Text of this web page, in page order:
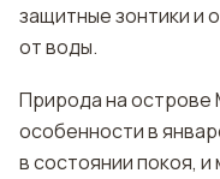
защитные зонтики и
от воды.
Природа на острове
особенности в
в состоянии покоя,